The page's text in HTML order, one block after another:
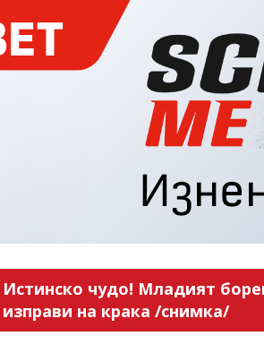
Истинско чудо! Младият
изправи на крака /снимка/